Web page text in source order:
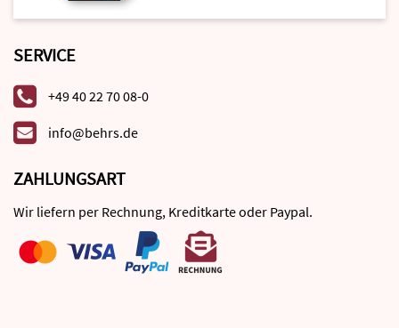
SERVICE
+49 40 22 70 08-0
info@behrs.de
ZAHLUNGSART
Wir liefern per Rechnung, Kreditkarte oder Paypal.